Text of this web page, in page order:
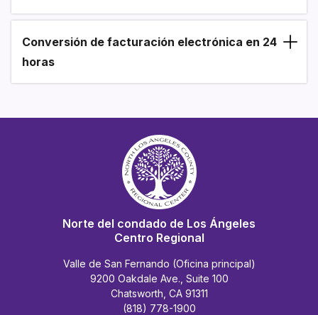
Conversión de facturación electrónica en 24
horas
Norte del condado de Los Ángeles
Centro Regional
Valle de San Fernando (Oficina principal)
9200 Oakdale Ave., Suite 100
Chatsworth, CA 91311
(818) 778-1900